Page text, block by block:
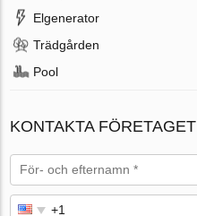
Elgenerator
Trädgården
Pool
KONTAKTA FÖRETAGET